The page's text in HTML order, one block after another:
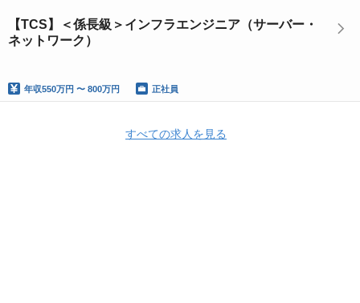
【TCS】＜係長級＞インフラエンジニア（サーバー・
ネットワーク）
年収550万円 〜 800万円 正社員
すべての求人を見る